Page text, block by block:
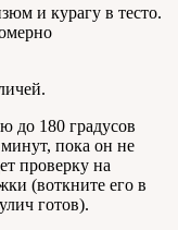
и курагу в тесто.
до 180 градусов
пока он не
проверку на
(воткните его в
готов).